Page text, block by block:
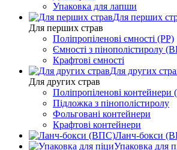
Упаковка для лапши
Для перших
Для перших страв
Поліпропіленові ємності (PP)
Ємності з пінополістиролу
Крафтові ємності
Для других
Для других страв
Поліпропіленові контейнери
Підложка з пінополістиролу
Фольговані контейнери
Крафтові контейнери
Ланч-бокси
Упаковка для